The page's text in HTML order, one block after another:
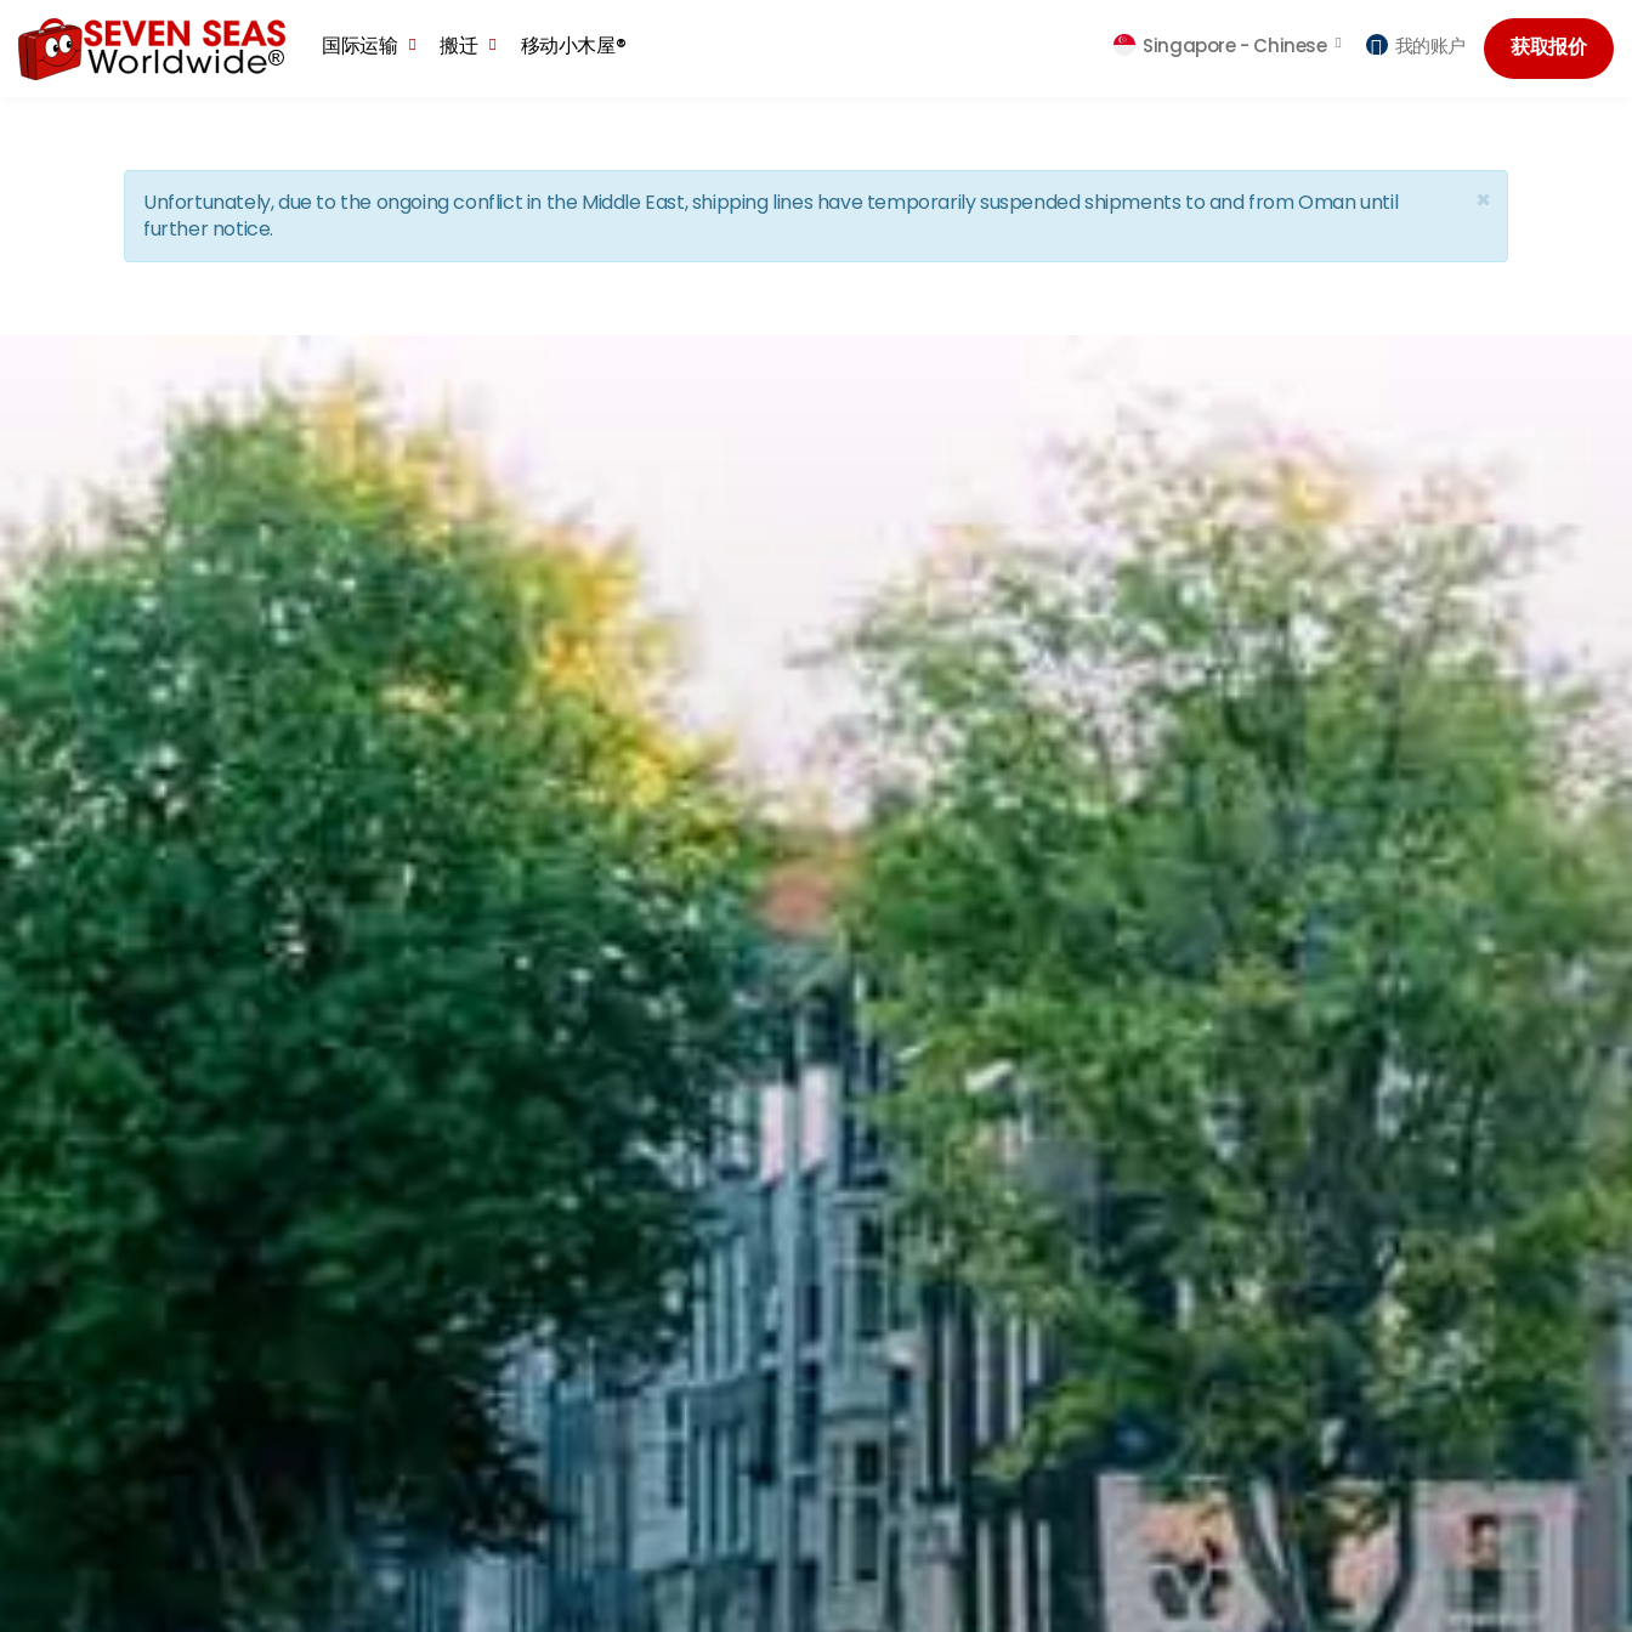
获取报价
Singapore - Chinese 我的账户
国际运输 搬迁 移动小木屋®
×
Unfortunately, due to the ongoing conflict in the Middle East, shipping lines have temporarily suspended shipments to and from Oman until
further notice.